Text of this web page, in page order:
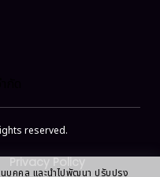
บุคคล และนำไปพัฒนา ปรับปรุง
reserved.
Privacy Policy